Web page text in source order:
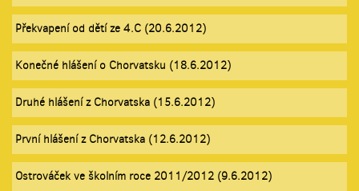
Překvapení od dětí ze 4.C (20.6.2012)
Konečné hlášení o Chorvatsku (18.6.2012)
Druhé hlášení z Chorvatska (15.6.2012)
První hlášení z Chorvatska (12.6.2012)
Ostrováček ve školním roce 2011/2012 (9.6.2012)